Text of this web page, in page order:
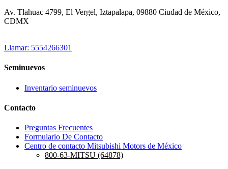
Av. Tlahuac 4799, El Vergel, Iztapalapa, 09880 Ciudad de México,
CDMX
Llamar: 5554266301
Seminuevos
Inventario seminuevos
Contacto
Preguntas Frecuentes
Formulario De Contacto
Centro de contacto Mitsubishi Motors de México
800-63-MITSU (64878)